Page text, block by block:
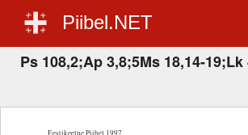
Piibel.NET
Ps 108,2;Ap 3,8;5Ms 18,14-19;Lk
Eestikeelne Piibel 1997